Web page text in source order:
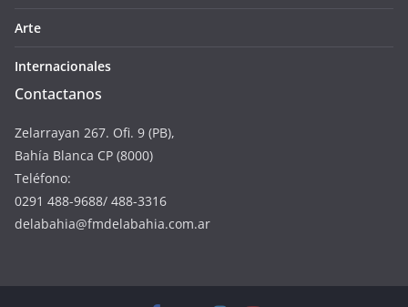
Arte
Internacionales
Contactanos
Zelarrayan 267. Ofi. 9 (PB),
Bahía Blanca CP (8000)
Teléfono:
0291 488-9688/ 488-3316
delabahia@fmdelabahia.com.ar